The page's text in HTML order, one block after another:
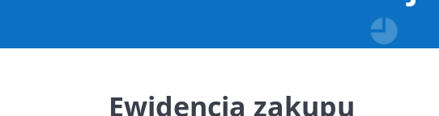
Ewidencja zakupu